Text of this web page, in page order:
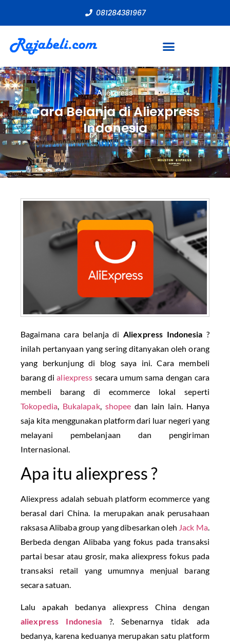
081284381967
Aliexpress
Cara Belanja di Aliexpress
Indonesia
Bagaimana cara belanja diAliexpress Indonesia ?
inilah pertanyaan yang sering ditanyakan oleh orang
yang berkunjung di blog saya ini. Cara membeli
barang dialiexpress secara umum sama dengan cara
membeli barang di ecommerce lokal seperti
Tokopedia, Bukalapak, shopee dan lain lain. Hanya
saja kita menggunakan platform dari luar negeri yang
melayani pembelanjaan dan pengiriman
Internasional.
Apa itu aliexpress ?
Aliexpress adalah sebuah platform ecommerce yang
berasal dari China. Ia merupakan anak perusahaan
raksasa Alibaba group yang dibesarkan oleh Jack Ma.
Berbeda dengan Alibaba yang fokus pada transaksi
partai besar atau grosir, maka aliexpress fokus pada
transaksi retail yang umumnya menjual barang
secara satuan.
Lalu apakah bedanya aliexpress China dengan
aliexpress Indonesia ?. Sebenarnya tidak ada
bedanya, karena keduanya merupakan satu platform